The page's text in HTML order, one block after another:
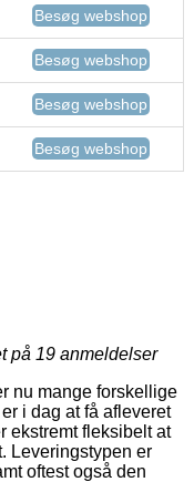
Besøg webshop
Besøg webshop
Besøg webshop
Besøg webshop
på 19 anmeldelser
nu mange forskellige
i dag at få afleveret
ekstremt fleksibelt at
Leveringstypen er
oftest også den